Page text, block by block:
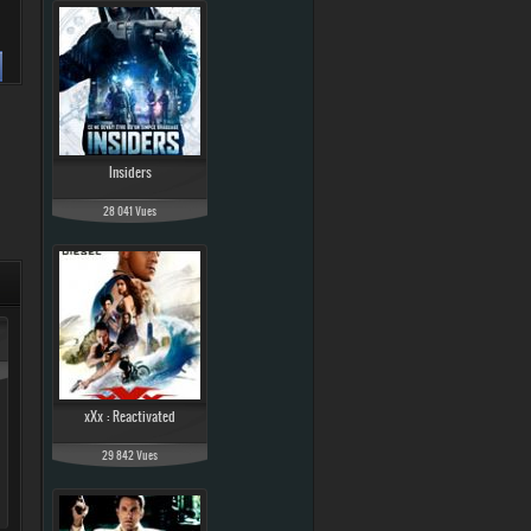
Insiders
28 041 Vues
xXx : Reactivated
29 842 Vues